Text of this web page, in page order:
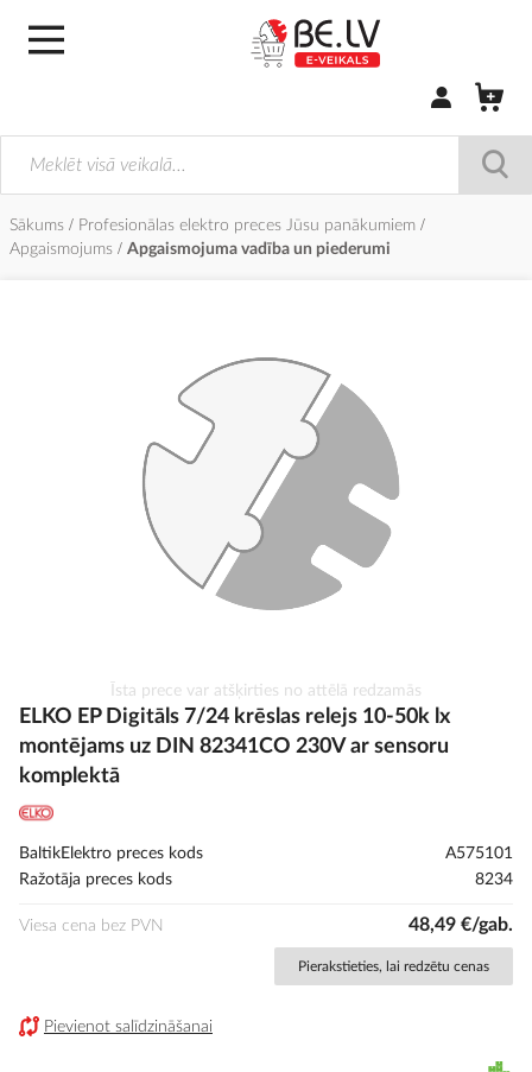
Pierakstīties/
Sākums
Profesionālas elektro preces Jūsu panākumiem
Apgaismojums
Apgaismojuma vadība un piederumi
uz
galerijas
Īsta prece var atšķirties no attēlā redzamās
ELKO EP Digitāls 7/24 krēslas relejs 10-50k lx
montējams uz DIN 82341CO 230V ar sensoru
komplektā
BaltikElektro preces kods
A575101
Ražotāja preces kods
8234
Viesa cena bez PVN 48,49 €/gab.
Pierakstieties, lai redzētu cenas
Pievienot salīdzināšanai